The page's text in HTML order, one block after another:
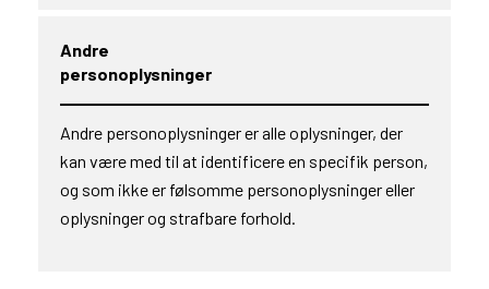
Andre
personoplysninger
Andre personoplysninger er alle oplysninger, der
kan være med til at identificere en specifik person,
og som ikke er følsomme personoplysninger eller
oplysninger og strafbare forhold.